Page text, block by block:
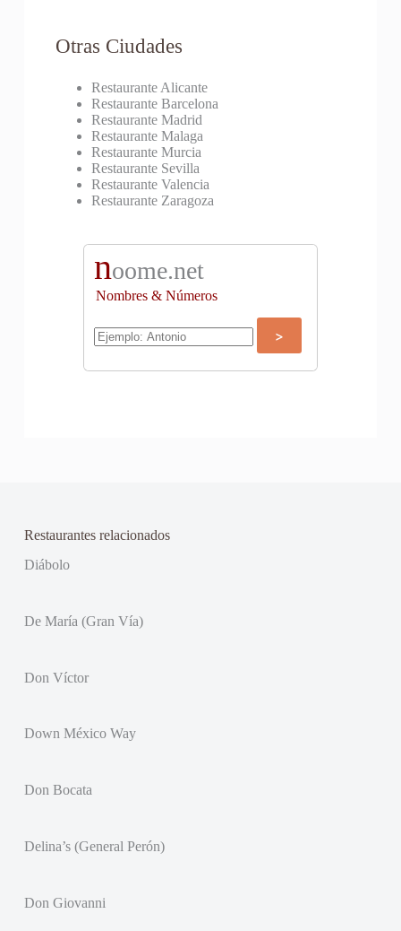
Otras Ciudades
Restaurante Alicante
Restaurante Barcelona
Restaurante Madrid
Restaurante Malaga
Restaurante Murcia
Restaurante Sevilla
Restaurante Valencia
Restaurante Zaragoza
noome.net
Nombres & Números
Restaurantes relacionados
Diábolo
De María (Gran Vía)
Don Víctor
Down México Way
Don Bocata
Delina’s (General Perón)
Don Giovanni